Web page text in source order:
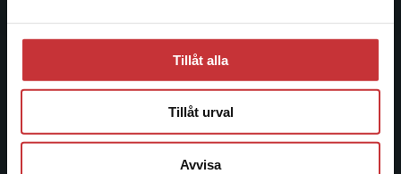
Tillåt alla
Tillåt urval
Avvisa
Systemkrav
Allmänna länkar